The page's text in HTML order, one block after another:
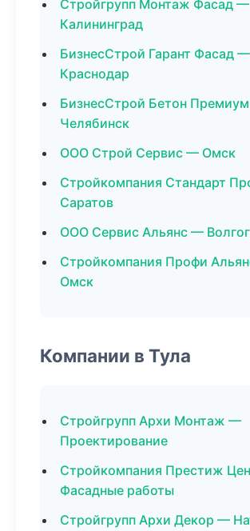
Стройгрупп Монтаж Фасад —
Калининград
БизнесСтрой Гарант Фасад —
Краснодар
БизнесСтрой Бетон
Челябинск
ООО Строй Сервис — Омск
Стройкомпания Стандарт
Саратов
ООО Сервис Альянс —
Стройкомпания Профи
Омск
Компании в Тула
Стройгрупп Архи Монтаж —
Проектирование
Стройкомпания Престиж
Фасадные работы
Стройгрупп Архи Декор —